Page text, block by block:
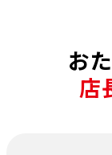
お
店